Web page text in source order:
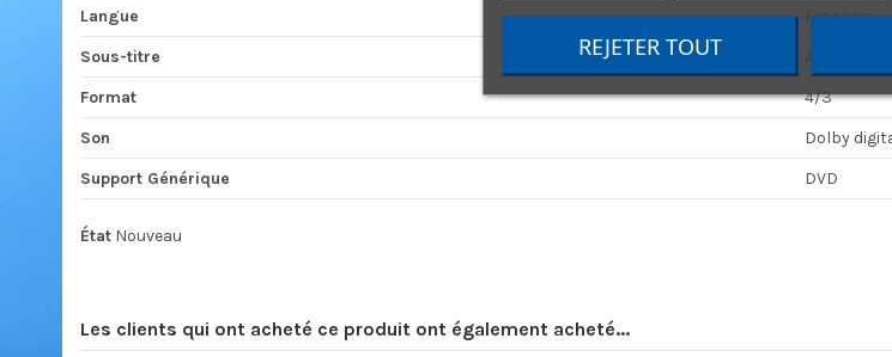
Langue
Français
Sous-titre
Format
4/3
Son
Dolby
Support Générique
DVD
État Nouveau
Les clients qui ont acheté ce produit ont également acheté...
REJETER TOUT